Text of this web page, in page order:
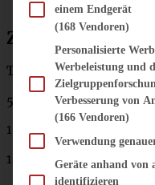
Zutaten für
Teig:
5 Eier
150 g Zucker
1 TL Vanille-Extrakt
einem Endgerät
(168 Vendoren)
Personalisierte
Werbeleistung und
Verbesserung von
(166 Vendoren)
Verwendung
Geräte anhand von
identifizieren